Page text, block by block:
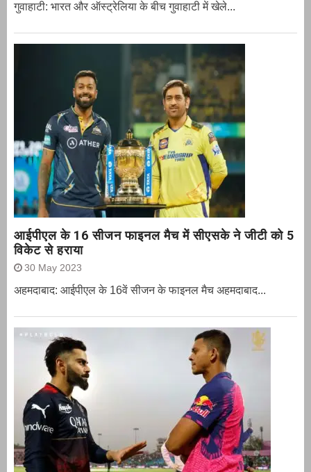
गुवाहाटी: भारत और ऑस्‍ट्रेलिया के बीच गुवाहाटी में खेले...
आईपीएल के 16 सीजन फाइनल मैच में सीएसके ने जीटी को 5
विकेट से हराया
30 May 2023
अहमदाबाद: आईपीएल के 16वें सीजन के फाइनल मैच अहमदाबाद...